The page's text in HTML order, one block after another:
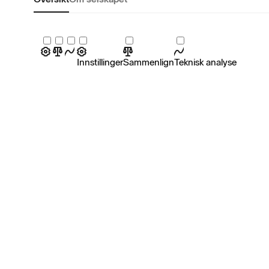
InnstillingerSammenlignTeknisk analyse